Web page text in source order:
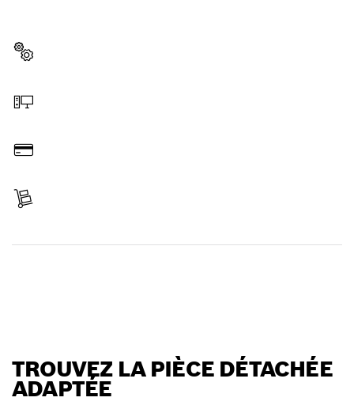
TROUVEZ LA PIÈCE DÉTACHÉE
ADAPTÉE